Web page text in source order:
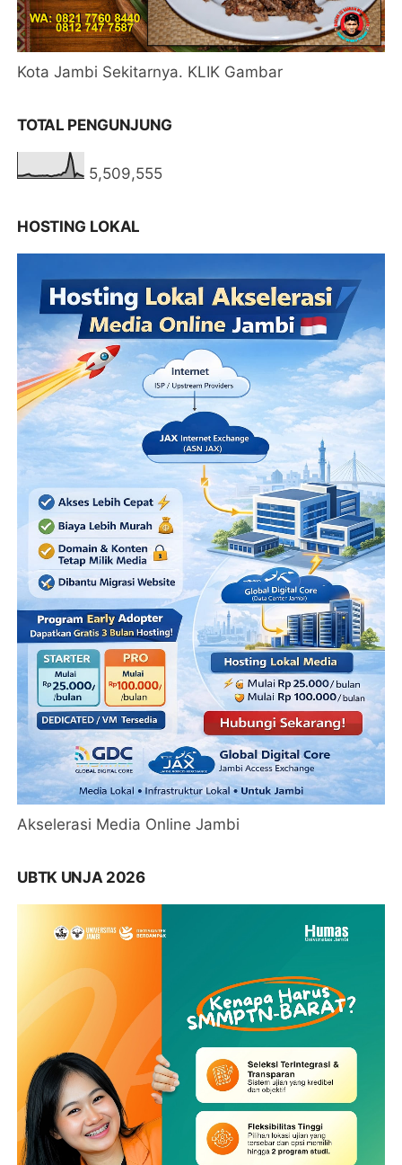
Kota Jambi Sekitarnya. KLIK Gambar
TOTAL PENGUNJUNG
5,509,555
HOSTING LOKAL
Akselerasi Media Online Jambi
UBTK UNJA 2026